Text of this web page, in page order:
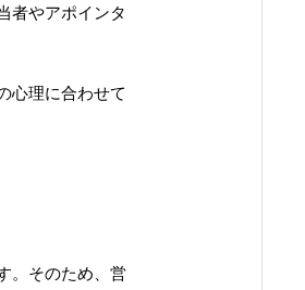
者やアポインタ
心理に合わせて
。そのため、営